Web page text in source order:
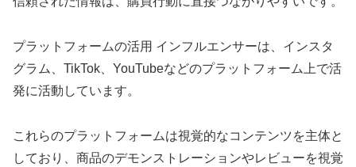
プラットフォームの活用 インフルエンサーは、インスタ
グラム、TikTok、YouTubeなどのプラットフォーム上で活
発に活動しています。
これらのプラットフォームは視覚的なコンテンツを主体と
しており、商品のデモンストレーションやレビューを視覚